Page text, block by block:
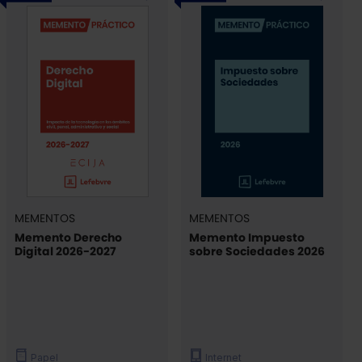
MEMENTOS
Memento Derecho
Digital 2026-2027
Papel
MEMENTOS
Memento Impuesto
sobre Sociedades 2026
Internet